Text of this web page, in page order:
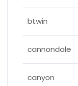
btwin
cannondale
canyon